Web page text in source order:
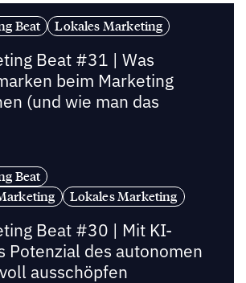
Beat Lokales Marketing
Beat #31 | Was
beim Marketing
(und wie man das
Beat
Lokales Marketing
Beat #30 | Mit KI-
Potenzial des autonomen
ausschöpfen